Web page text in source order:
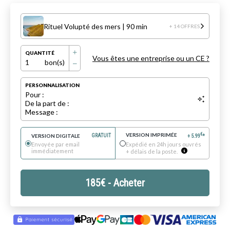
Rituel Volupté des mers | 90 min + 14 OFFRES
QUANTITÉ
1 bon(s) Vous êtes une entreprise ou un CE ?
PERSONNALISATION
Pour :
De la part de :
Message :
VERSION DIGITALE GRATUIT
Envoyée par email
immédiatement
VERSION IMPRIMÉE + 5.99€*
Expédié en 24h jours ouvrés
+ délais de la poste.
185€ - Acheter